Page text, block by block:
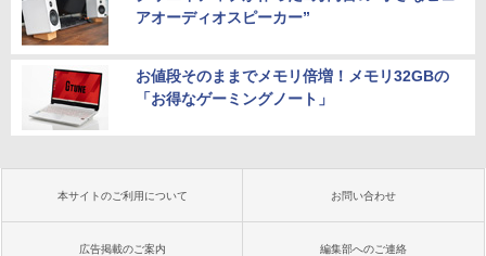
アオーディオスピーカー”
お値段そのままでメモリ倍増！メモリ32GBの
「お得なゲーミングノート」
本サイトのご利用について お問い合わせ
広告掲載のご案内 編集部へのご連絡